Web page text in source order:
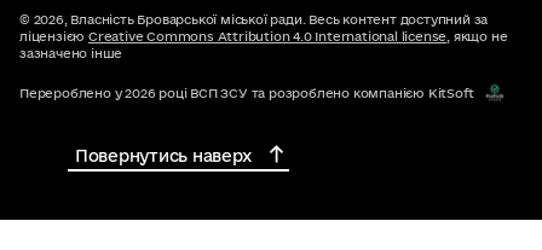
© 2026, Власність Броварської міської ради. Весь контент доступний за
ліцензією Creative Commons Attribution 4.0 International license , якщо не
зазначено інше
Перероблено у 2026 році ВСП ЗСУ та розроблено компанією KitSoft
Повернутись наверх